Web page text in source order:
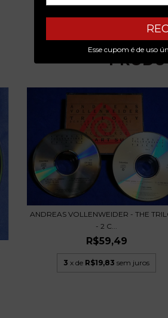
Esse cupom é de uso
ANDREAS VOLLENWEIDER - THE
- 2 C...
R$59,49
3 x de R$19,83 sem juros